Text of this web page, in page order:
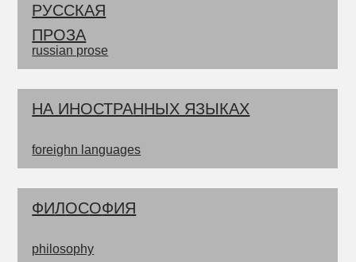
РУССКАЯ
ПРОЗА
НА ИНОСТРАННЫХ ЯЗЫКАХ
ФИЛОСОФИЯ
russian prose
foreighn languages
philosophy